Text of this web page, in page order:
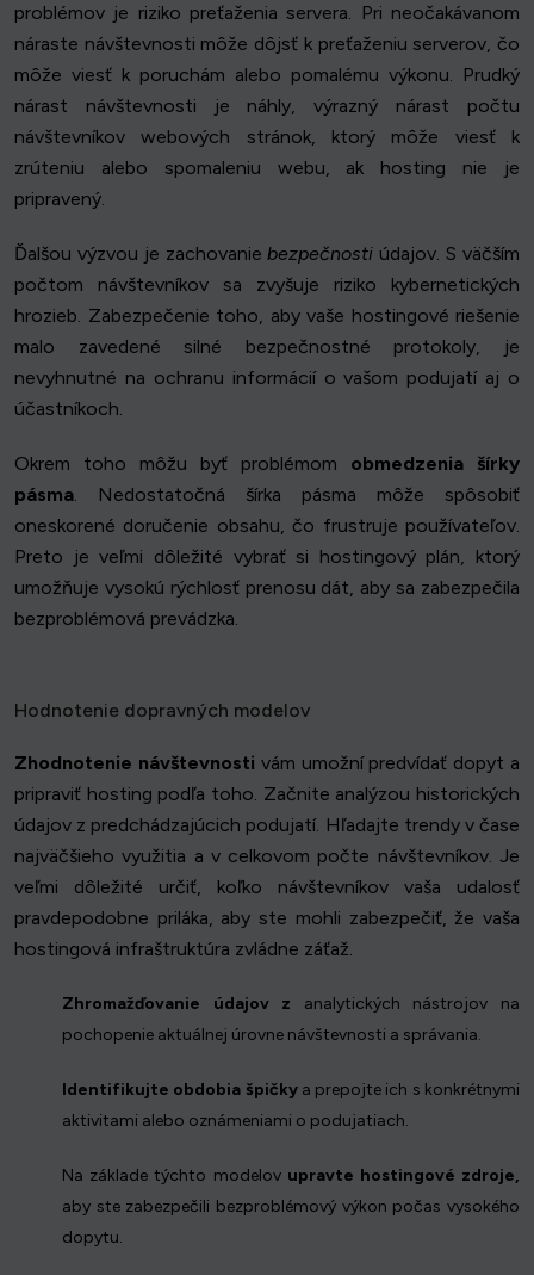
problémov je riziko preťaženia servera. Pri neočakávanom
náraste návštevnosti môže dôjsť k preťaženiu serverov, čo
môže viesť k poruchám alebo pomalému výkonu. Prudký
nárast návštevnosti je náhly, výrazný nárast počtu
návštevníkov webových stránok, ktorý môže viesť k
zrúteniu alebo spomaleniu webu, ak hosting nie je
pripravený.
Ďalšou výzvou je zachovaniebezpečnosti údajov. S väčším
počtom návštevníkov sa zvyšuje riziko kybernetických
hrozieb. Zabezpečenie toho, aby vaše hostingové riešenie
malo zavedené silné bezpečnostné protokoly, je
nevyhnutné na ochranu informácií o vašom podujatí aj o
účastníkoch.
Okrem toho môžu byť problémom obmedzenia šírky
pásma. Nedostatočná šírka pásma môže spôsobiť
oneskorené doručenie obsahu, čo frustruje používateľov.
Preto je veľmi dôležité vybrať si hostingový plán, ktorý
umožňuje vysokú rýchlosť prenosu dát, aby sa zabezpečila
bezproblémová prevádzka.
Hodnotenie dopravných modelov
Zhodnotenie návštevnosti vám umožní predvídať dopyt a
pripraviť hosting podľa toho. Začnite analýzou historických
údajov z predchádzajúcich podujatí. Hľadajte trendy v čase
najväčšieho využitia a v celkovom počte návštevníkov. Je
veľmi dôležité určiť, koľko návštevníkov vaša udalosť
pravdepodobne priláka, aby ste mohli zabezpečiť, že vaša
hostingová infraštruktúra zvládne záťaž.
Zhromažďovanie údajov z analytických nástrojov na
pochopenie aktuálnej úrovne návštevnosti a správania.
Identifikujte obdobia špičkya prepojte ich s konkrétnymi
aktivitami alebo oznámeniami o podujatiach.
Na základe týchto modelov upravte hostingové zdroje,
aby ste zabezpečili bezproblémový výkon počas vysokého
dopytu.